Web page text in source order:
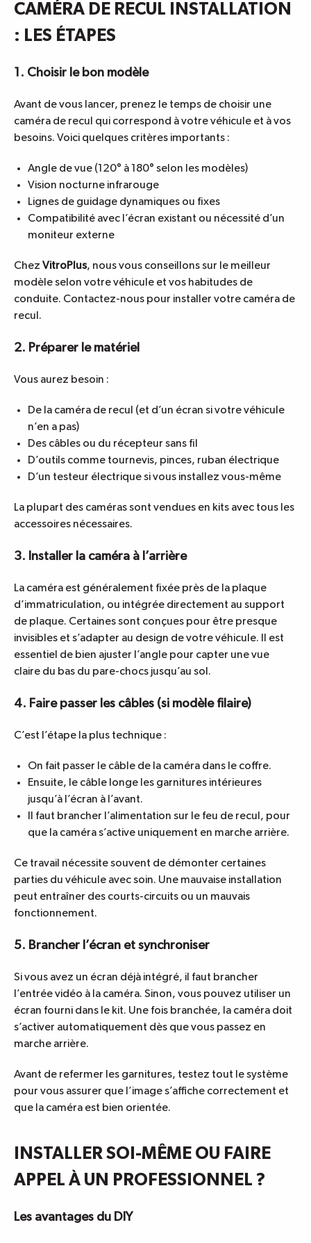
CAMÉRA DE RECUL INSTALLATION
: LES ÉTAPES
1. Choisir le bon modèle
Avant de vous lancer, prenez le temps de choisir une
caméra de recul qui correspond à votre véhicule et à vos
besoins. Voici quelques critères importants :
Angle de vue (120° à 180° selon les modèles)
Vision nocturne infrarouge
Lignes de guidage dynamiques ou fixes
Compatibilité avec l’écran existant ou nécessité d’un
moniteur externe
Chez VitroPlus, nous vous conseillons sur le meilleur
modèle selon votre véhicule et vos habitudes de
conduite. Contactez-nous pour installer votre caméra de
recul .
2. Préparer le matériel
Vous aurez besoin :
De la caméra de recul (et d’un écran si votre véhicule
n’en a pas)
Des câbles ou du récepteur sans fil
D’outils comme tournevis, pinces, ruban électrique
D’un testeur électrique si vous installez vous-même
La plupart des caméras sont vendues en kits avec tous les
accessoires nécessaires.
3. Installer la caméra à l’arrière
La caméra est généralement fixée près de la plaque
d’immatriculation, ou intégrée directement au support
de plaque. Certaines sont conçues pour être presque
invisibles et s’adapter au design de votre véhicule. Il est
essentiel de bien ajuster l’angle pour capter une vue
claire du bas du pare-chocs jusqu’au sol.
4. Faire passer les câbles (si modèle filaire)
C’est l’étape la plus technique :
On fait passer le câble de la caméra dans le coffre.
Ensuite, le câble longe les garnitures intérieures
jusqu’à l’écran à l’avant.
Il faut brancher l’alimentation sur le feu de recul, pour
que la caméra s’active uniquement en marche arrière.
Ce travail nécessite souvent de démonter certaines
parties du véhicule avec soin. Une mauvaise installation
peut entraîner des courts-circuits ou un mauvais
fonctionnement.
5. Brancher l’écran et synchroniser
Si vous avez un écran déjà intégré, il faut brancher
l’entrée vidéo à la caméra. Sinon, vous pouvez utiliser un
écran fourni dans le kit. Une fois branchée, la caméra doit
s’activer automatiquement dès que vous passez en
marche arrière.
Avant de refermer les garnitures, testez tout le système
pour vous assurer que l’image s’affiche correctement et
que la caméra est bien orientée.
INSTALLER SOI-MÊME OU FAIRE
APPEL À UN PROFESSIONNEL ?
Les avantages du DIY